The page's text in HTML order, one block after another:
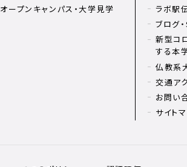
オープンキャンパス・大学見学
ラボ駅
ブログ
新型コ
する本
仏教系
交通ア
お問い
サイト